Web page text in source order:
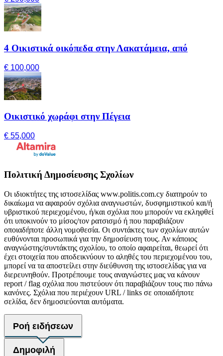
4 Οικιστικά οικόπεδα στην Λακατάμεια, από
€ 100,000
Οικιστικό χωράφι στην Πέγεια
€ 55,000
Πολιτική Δημοσίευσης Σχολίων
Οι ιδιοκτήτες της ιστοσελίδας www.politis.com.cy διατηρούν το
δικαίωμα να αφαιρούν σχόλια αναγνωστών, δυσφημιστικού και/ή
υβριστικού περιεχομένου, ή/και σχόλια που μπορούν να εκληφθεί
ότι υποκινούν το μίσος/τον ρατσισμό ή που παραβιάζουν
οποιαδήποτε άλλη νομοθεσία. Οι συντάκτες των σχολίων αυτών
ευθύνονται προσωπικά για την δημοσίευση τους. Αν κάποιος
αναγνώστης/συντάκτης σχολίου, το οποίο αφαιρείται, θεωρεί ότι
έχει στοιχεία που αποδεικνύουν το αληθές του περιεχομένου του,
μπορεί να τα αποστείλει στην διεύθυνση της ιστοσελίδας για να
διερευνηθούν. Προτρέπουμε τους αναγνώστες μας να κάνουν
report / flag σχόλια που πιστεύουν ότι παραβιάζουν τους πιο πάνω
κανόνες. Σχόλια που περιέχουν URL / links σε οποιαδήποτε
σελίδα, δεν δημοσιεύονται αυτόματα.
Ροή ειδήσεων
Δημοφιλή